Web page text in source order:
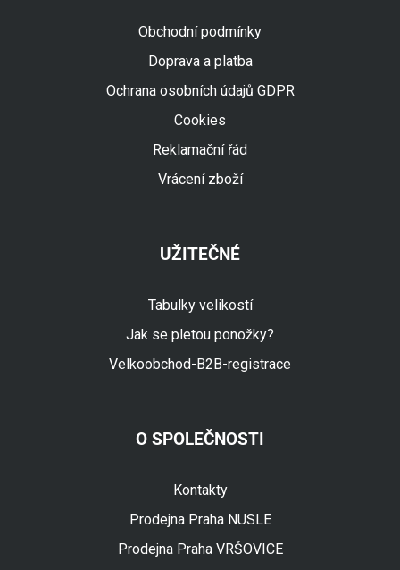
Obchodní podmínky
Doprava a platba
Ochrana osobních údajů GDPR
Cookies
Reklamační řád
Vrácení zboží
UŽITEČNÉ
Tabulky velikostí
Jak se pletou ponožky?
Velkoobchod-B2B-registrace
O SPOLEČNOSTI
Kontakty
Prodejna Praha NUSLE
Prodejna Praha VRŠOVICE